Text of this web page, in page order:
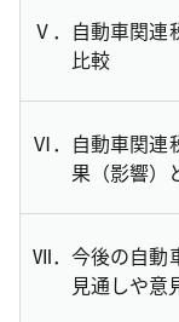
Ⅴ． 自動車関連
比較
Ⅵ． 自動車関連
果（影響）
Ⅶ．今後の自動
見通しや意